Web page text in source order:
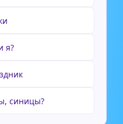
я?
синицы?